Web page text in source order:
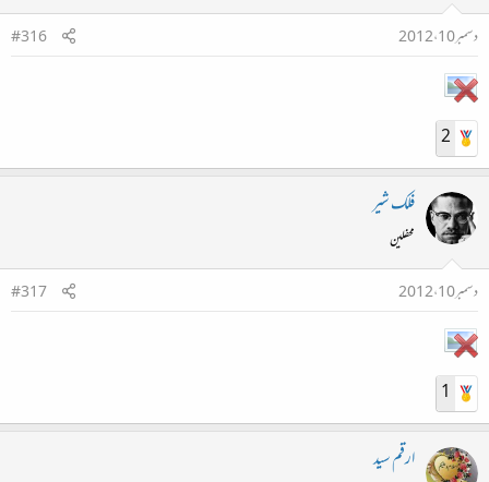
دسمبر 10، 2012
#316
2
فلک شیر
محفلین
دسمبر 10، 2012
#317
1
ارقم سید